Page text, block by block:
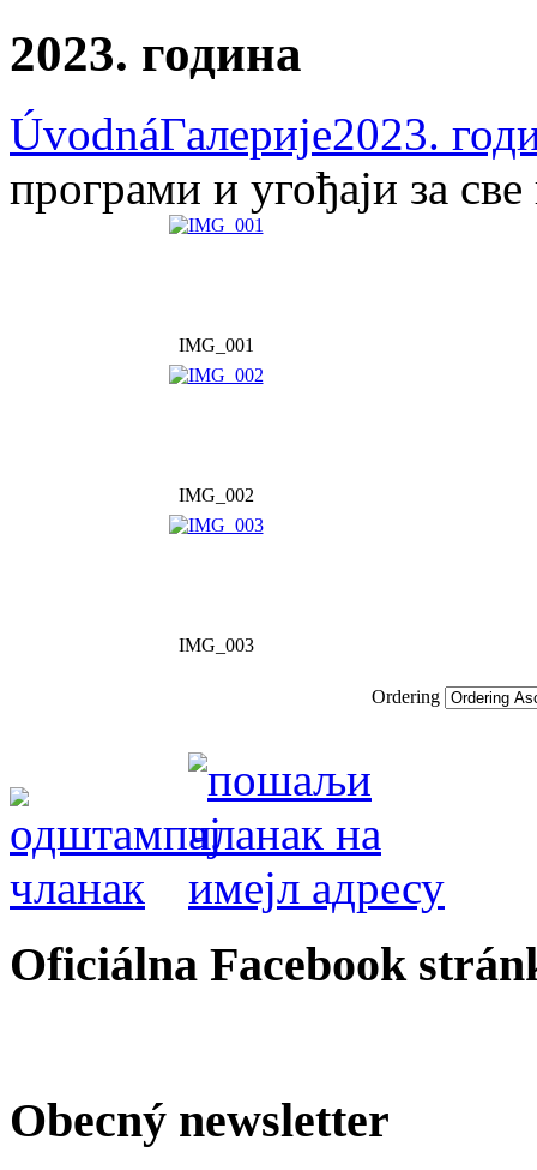
2023. година
ÚvodnáГалерије2023.
програми и угођаји за све
IMG_001
IMG_002
IMG_003
Ordering
Oficiálna Facebook
Obecný newsletter